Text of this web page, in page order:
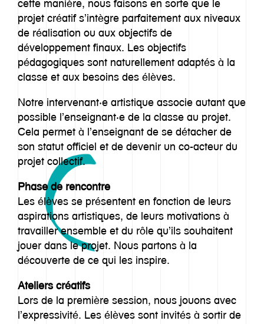
cette manière, nous faisons en sorte que le
projet créatif s’intègre parfaitement aux niveaux
de réalisation ou aux objectifs de
développement finaux. Les objectifs
pédagogiques sont naturellement adaptés à la
classe et aux besoins des élèves.
Notre intervenant·e artistique associe autant que
possible l’enseignant·e de la classe au projet.
Cela permet à l’enseignant de se détacher de
son statut officiel et de devenir un co-acteur du
projet collectif.
Phase de rencontre
Les élèves se présentent en fonction de leurs
aspirations artistiques, de leurs motivations à
travailler ensemble et du rôle qu’ils souhaitent
jouer dans le projet. Nous partons à la
découverte de ce qui les inspire.
Ateliers créatifs
Lors de la première session, nous jouons avec
l’expressivité. Les élèves sont invités à sortir de